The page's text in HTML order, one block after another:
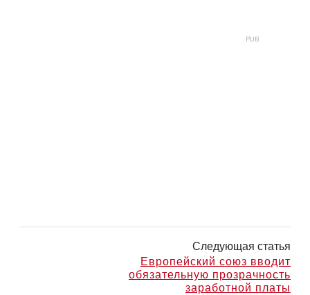
Следующая статья
Европейский союз вводит
обязательную прозрачность
заработной платы